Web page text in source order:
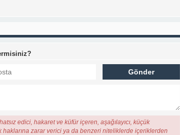
edici, hakaret ve küfür içeren, aşağılayıcı, küçük
haklarına zarar verici ya da benzeri niteliklerde içeriklerden